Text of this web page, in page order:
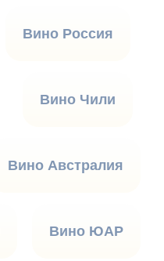
Вино Россия
Вино Чили
Вино Австралия
Вино ЮАР